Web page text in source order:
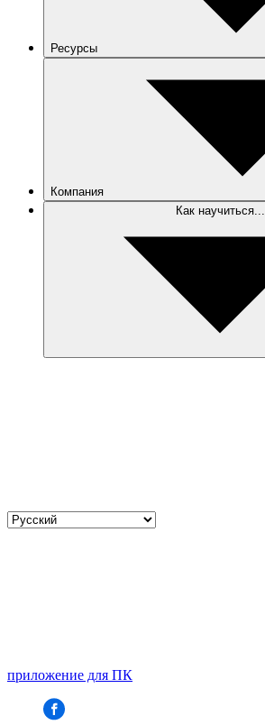
Ресурсы
Компания
Как научиться...
Select
приложение для ПК